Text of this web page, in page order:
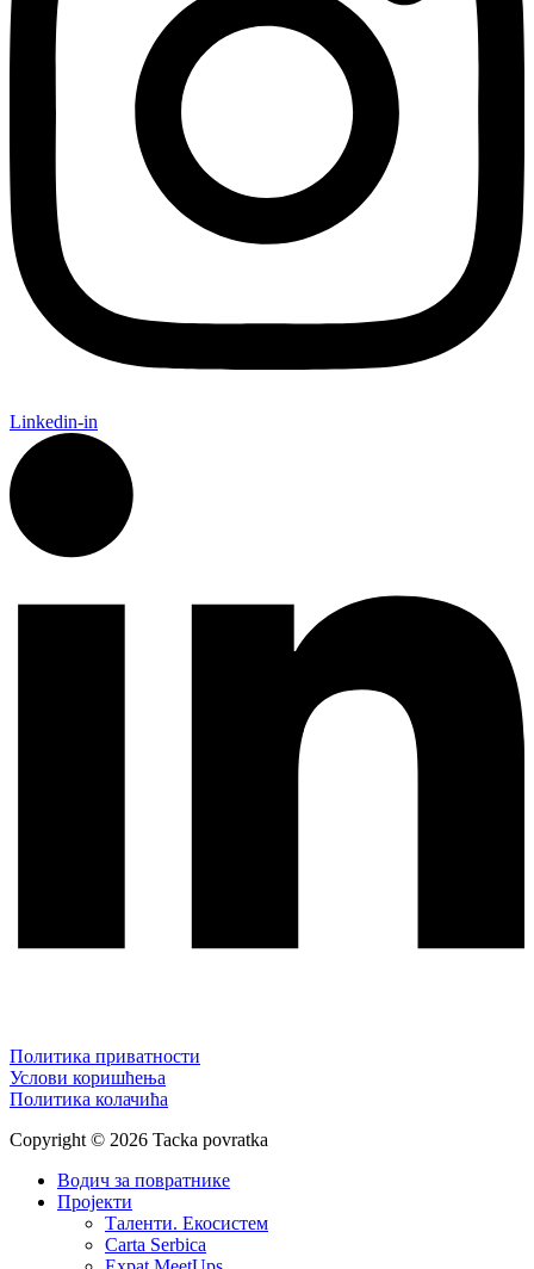
Linkedin-in
Политика приватности
Услови коришћења
Политика колачића
Copyright © 2026 Tacka povratka
Водич за повратнике
Пројекти
Таленти. Екосистем
Carta Serbica